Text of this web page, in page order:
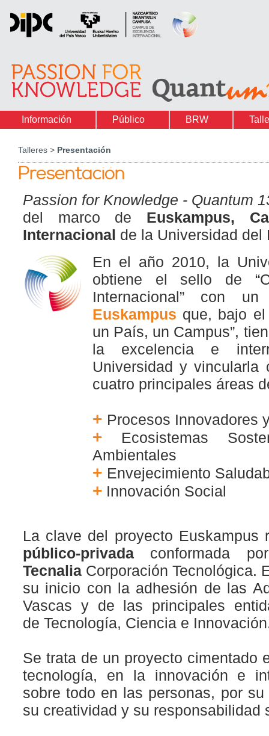
Información Público BRW
Talleres > Presentación
Presentación
Passion for Knowledge - Quantum
del marco de Euskampus,
Internacional de la Universidad del
En el año 2010, la
obtiene el sello de
Internacional” con un
Euskampus que, bajo el
un País, un Campus”,
la excelencia e
Universidad y vincularla
cuatro principales áreas
+ Procesos Innovadores
+
Ecosistemas
Ambientales
+ Envejecimiento
+ Innovación Social
La clave del proyecto
público-privada
conformada
Tecnalia Corporación Tecnológica.
su inicio con la adhesión de las
Vascas y de las principales
de Tecnología, Ciencia e
Se trata de un proyecto cimentado
tecnología, en la innovación e
sobre todo en las personas, por su
su creatividad y su responsabilidad